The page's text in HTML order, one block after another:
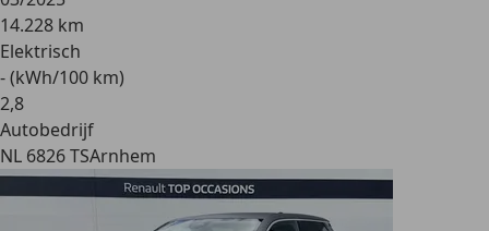
14.228 km
Elektrisch
- (kWh/100 km)
2,8
Autobedrijf
NL 6826 TSArnhem